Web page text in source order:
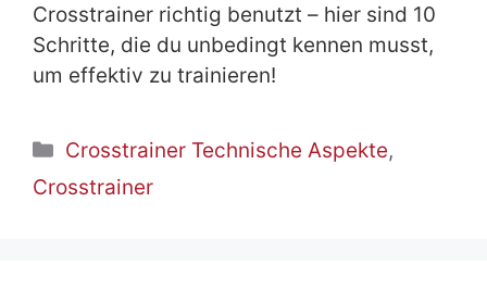
Crosstrainer richtig benutzt – hier sind 10
Schritte, die du unbedingt kennen musst,
um effektiv zu trainieren!
Kategorien
Crosstrainer Technische Aspekte,
Crosstrainer